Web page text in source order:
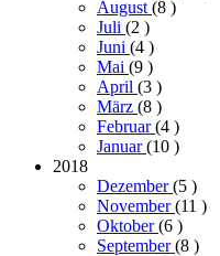
August(8 )
Juli (2 )
Juni (4 )
Mai (9 )
April (3 )
März (8 )
Februar(4 )
Januar(10 )
2018
Dezember(5 )
November(11 )
Oktober(6 )
September(8 )